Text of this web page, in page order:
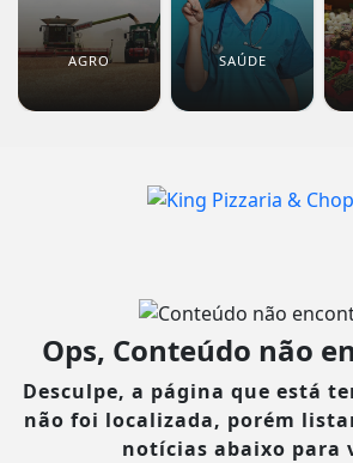
AGRO SAÚDE
Ops, Conteúdo não
Desculpe, a página que está
não foi localizada, porém
notícias abaixo para